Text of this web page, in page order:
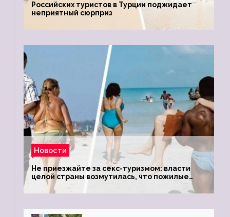
Российских туристов в Турции поджидает
неприятный сюрприз
Новости
Не приезжайте за секс-туризмом: власти
целой страны возмутилась, что пожилые
туристки массово едут к ним, чтобы
обзавестись молодыми любовниками